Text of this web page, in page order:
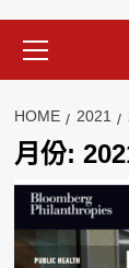
Menu
HOME 2021
月份: